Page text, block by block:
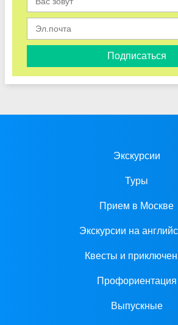
Подписаться
Экскурсии
Туры
Прием в Москве
Экскурсии на
Квесты и
Профориентация
Выпускные